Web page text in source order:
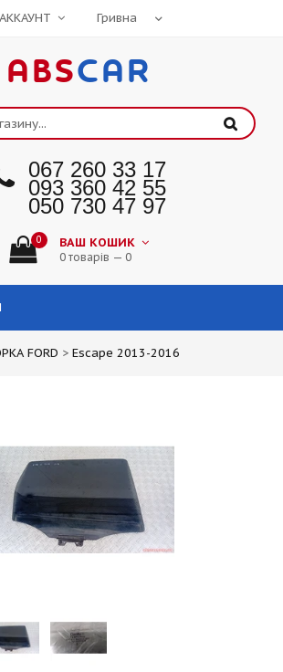
ABSCAR
067 260 33 17
093 360 42 55
050 730 47 97
0 ВАШ КОШИК
0 товарів — 0
FORD > Escape 2013-2016